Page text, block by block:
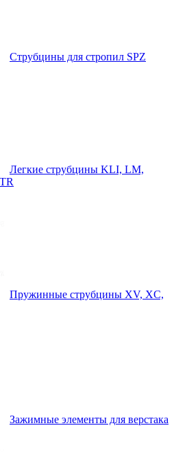
Струбцины для стропил SPZ
Легкие струбцины KLI, LM,
Пружинные струбцины XV, XC,
Зажимные элементы для верстака